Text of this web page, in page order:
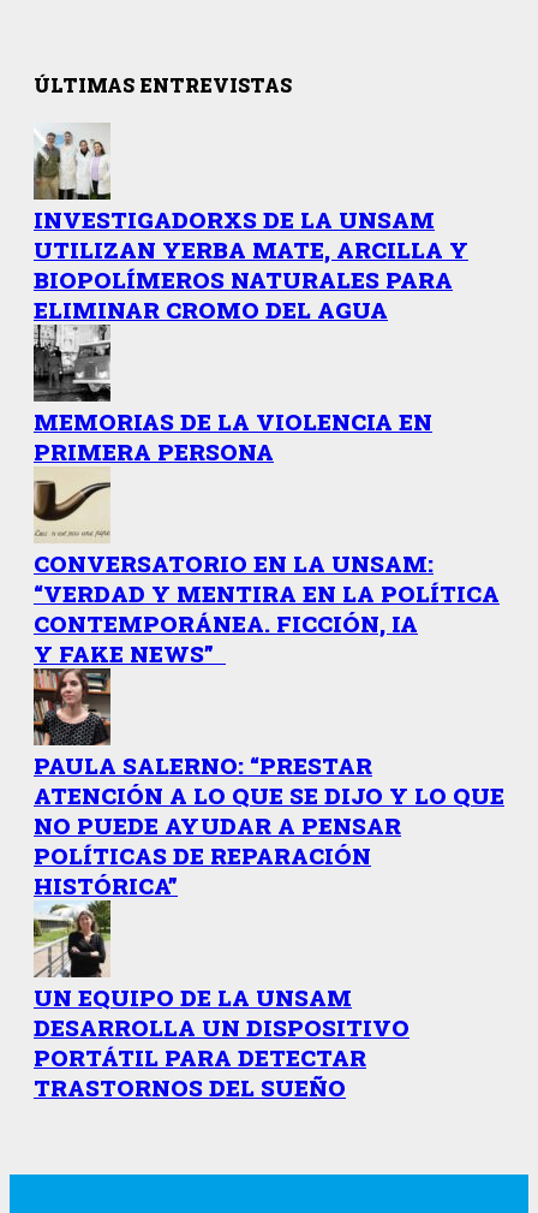
ÚLTIMAS ENTREVISTAS
INVESTIGADORXS DE LA UNSAM
UTILIZAN YERBA MATE, ARCILLA Y
BIOPOLÍMEROS NATURALES PARA
ELIMINAR CROMO DEL AGUA
MEMORIAS DE LA VIOLENCIA EN
PRIMERA PERSONA
CONVERSATORIO EN LA UNSAM:
“VERDAD Y MENTIRA EN LA POLÍTICA
CONTEMPORÁNEA. FICCIÓN, IA
Y FAKE NEWS”
PAULA SALERNO: “PRESTAR
ATENCIÓN A LO QUE SE DIJO Y LO QUE
NO PUEDE AYUDAR A PENSAR
POLÍTICAS DE REPARACIÓN
HISTÓRICA”
UN EQUIPO DE LA UNSAM
DESARROLLA UN DISPOSITIVO
PORTÁTIL PARA DETECTAR
TRASTORNOS DEL SUEÑO